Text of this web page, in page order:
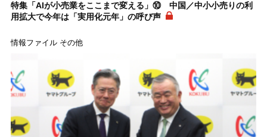
特集「AIが小売業をここまで変える」⑩ 中国／中小小売りの利
用拡大で今年は「実用化元年」の呼び声
情報ファイル その他